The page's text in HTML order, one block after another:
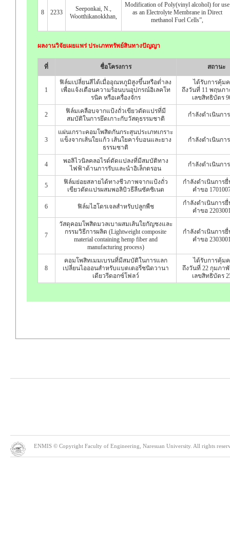
8 2233
Seeponkai, N.,
Wootthikanokkhan,
Modification of Poly(vinyl alcohol) for use
as an Electrolyte Membrane in Direct
methanol Fuel Cells”,
ผลงานวิจัยเผยแพร่ ประเภททรัพย์สินทางปัญญา
ที่ ชื่อโครงการ สถานะ
1
ฟิล์มเปลี่ยนสีได้เมื่ออุณหภูมิสูงขึ้นหรือต่ำลง
เพื่อแจ้งเตือนความร้อนบนอุปกรณ์อิเลคโท
รนิค หรือเครื่องจักร
ได้รับการคุ้ม
ถึงวันที่ 11 พฤษภา
เลขสิทธิบัตร
2
ฟิล์มเคลือบจากแป้งถั่วเขียวดัดแปรที่มี
สมบัติในการยึดเกาะกับวัสดุธรรมชาติ
กำลังดำเนินกา
3
แผ่นเกราะคอมโพสิตกันกระสุนประเภทเกราะ
แข็งจากเส้นใยแก้ว เส้นใยคาร์บอนและยาง
ธรรมชาติ
กำลังดำเนินกา
4
พอลิไวนิลคลอไรด์ดัดแปลงที่มีสมบัติทาง
ไฟฟ้าด้านการรับและนำอิเล็กตรอน
กำลังดำเนินกา
5
ฟิล์มย่อยสลายได้ทางชีวภาพจากแป้งถั่ว
เขียวดัดแปรผสมพอลิบิวธีลีนซัคซิเนต
กำลังดำเนินการ
คำขอ
6 ฟิล์มไฮโดรเจลสำหรับปลูกพืช
กำลังดำเนินการ
คำขอ
7
วัสดุคอมโพสิตมวลเบาผสมเส้นใยกัญชงและ
กรรมวิธีการผลิต (Lightweight composite
material containing hemp fiber and
manufacturing process)
กำลังดำเนินการ
คำขอ
8
คอมโพสิทเมมเบรนที่มีสมบัติในการแลก
เปลี่ยนไอออนสำหรับแบตเตอรี่ชนิดวานา
เดียวรีดอกซ์โฟลว์
ได้รับการคุ้ม
ถึงวันที่ 22 กุมภาพั
เลขสิทธิบัตร
ENMIS © Copyright Faculty of Engineering, Naresuan University. All rights